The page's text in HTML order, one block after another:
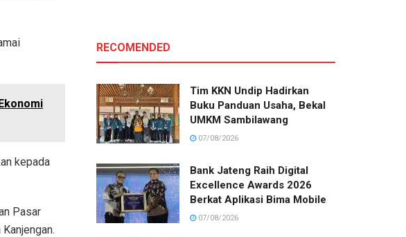
kepada
Pasar
RECOMENDED
Tim KKN Undip Hadirkan
Buku Panduan Usaha, Bekal
UMKM Sambilawang
07/08/2026
Bank Jateng Raih Digital
Excellence Awards 2026
Berkat Aplikasi Bima Mobile
07/08/2026